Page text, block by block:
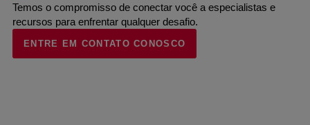
Temos o compromisso de conectar você a especialistas e
recursos para enfrentar qualquer desafio.
ENTRE EM CONTATO CONOSCO